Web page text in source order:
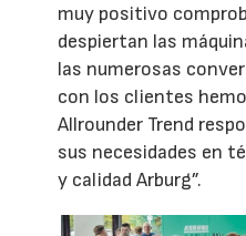
muy positivo
despiertan las
las numerosas
con los clientes
Allrounder Trend
sus necesidades en
y calidad Arburg”.